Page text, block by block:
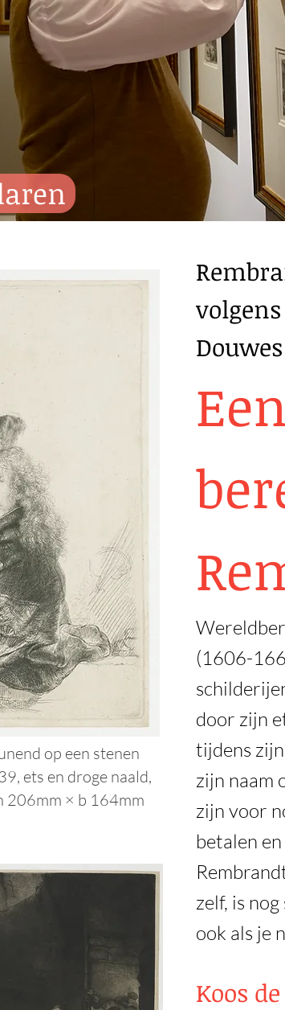
op een stenen
ets en droge naald,
206mm × b 164mm
(1606-
door zijn
tijdens
zijn naam
zijn voor
betalen
zelf, is
ook als je
Koos